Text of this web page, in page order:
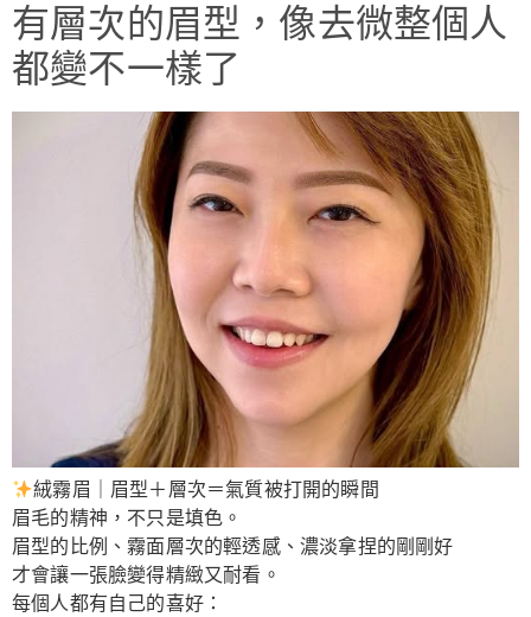
有層次的眉型，像去微整個人
都變不一樣了
絨霧眉｜眉型＋層次＝氣質被打開的瞬間
眉毛的精神，不只是填色。
眉型的比例、霧面層次的輕透感、濃淡拿捏的剛剛好
才會讓一張臉變得精緻又耐看。
每個人都有自己的喜好：